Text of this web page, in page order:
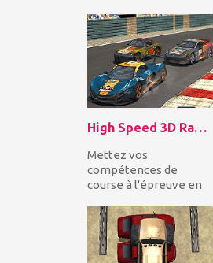
défend...
High Speed 3D Racing
Mettez vos
compétences de
course à l'épreuve en
courses de catégorie
professio...